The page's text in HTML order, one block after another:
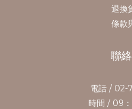
退換
條款
聯
電話 /
時間 / 09